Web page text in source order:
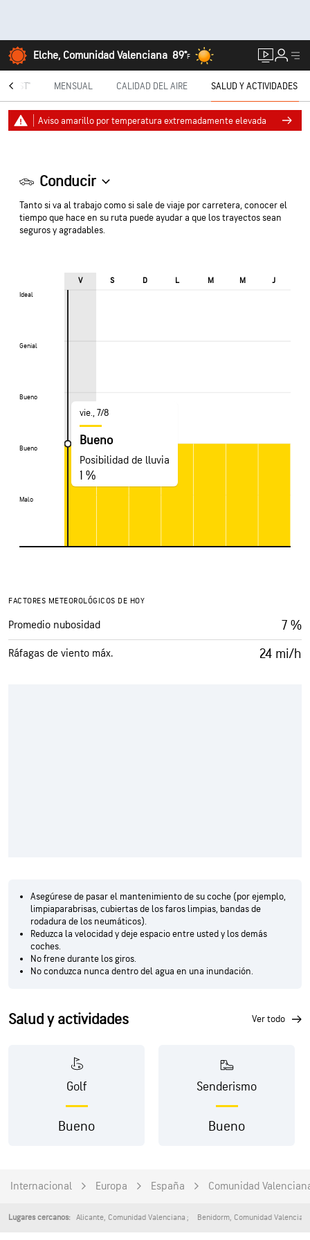
Elche, Comunidad Valenciana 89°F
MENSUAL CALIDAD DEL AIRE SALUD Y ACTIVIDADES
Aviso amarillo por temperatura extremadamente elevada
Conducir
Tanto si va al trabajo como si sale de viaje por carretera, conocer el
tiempo que hace en su ruta puede ayudar a que los trayectos sean
seguros y agradables.
Ideal
Genial
Bueno
Bueno
Malo
V S D L M M J
Ideal
Genial
Bueno
Bueno
Malo
vie., 7/8
Bueno
Posibilidad de lluvia
1 %
FACTORES METEOROLÓGICOS DE HOY
Promedio nubosidad 7 %
Ráfagas de viento máx. 24 mi/h
Asegúrese de pasar el mantenimiento de su coche (por ejemplo,
limpiaparabrisas, cubiertas de los faros limpias, bandas de
rodadura de los neumáticos).
Reduzca la velocidad y deje espacio entre usted y los demás
coches.
No frene durante los giros.
No conduzca nunca dentro del agua en una inundación.
Salud y actividades ver todo
Golf
Bueno
Senderismo
Bueno
Internacional Europa España Comunidad
Lugares cercanos: Alicante, Comunidad Valenciana Benidorm, Comunidad